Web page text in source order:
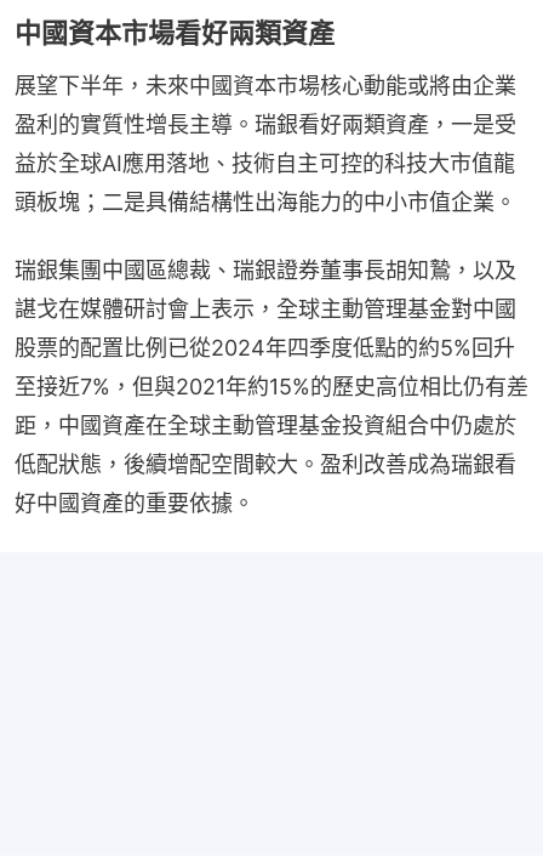
中國資本市場看好兩類資產
展望下半年，未來中國資本市場核心動能或將由企業
盈利的實質性增長主導。瑞銀看好兩類資產，一是受
益於全球AI應用落地、技術自主可控的科技大市值龍
頭板塊；二是具備結構性出海能力的中小市值企業。
瑞銀集團中國區總裁、瑞銀證券董事長胡知鷙，以及
諶戈在媒體研討會上表示，全球主動管理基金對中國
股票的配置比例已從2024年四季度低點的約5%回升
至接近7%，但與2021年約15%的歷史高位相比仍有差
距，中國資產在全球主動管理基金投資組合中仍處於
低配狀態，後續增配空間較大。盈利改善成為瑞銀看
好中國資產的重要依據。